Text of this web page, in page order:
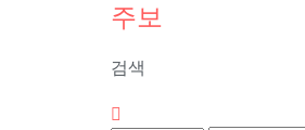
주보
검색